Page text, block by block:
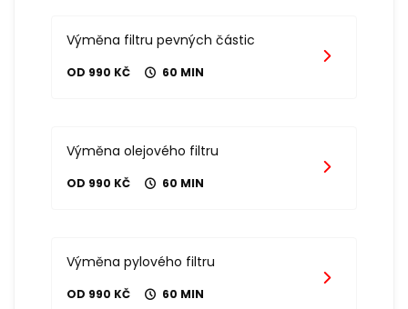
Výměna filtru pevných částic
OD 990 KČ 60 MIN
Výměna olejového filtru
OD 990 KČ 60 MIN
Výměna pylového filtru
OD 990 KČ 60 MIN